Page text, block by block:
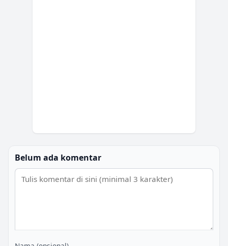
Belum ada komentar